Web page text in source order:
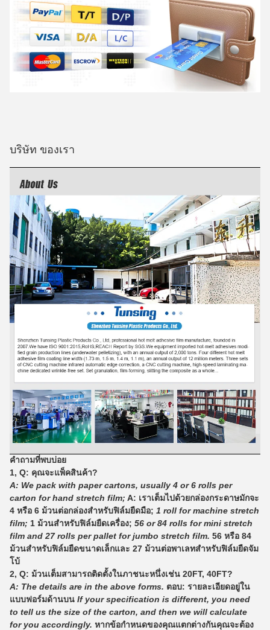
บริษัท ของเรา
คำถามที่พบบ่อย
1, Q: คุณจะแพ็คสินค้า?
A: We pack with paper cartons, usually 4 or 6 rolls per
carton for hand stretch film; A: เราเต็มไปด้วยกล่องกระดาษมักจะ
4 หรือ 6 ม้วนต่อกล่องสำหรับฟิล์มยืดมือ; 1 roll for machine stretch
film; 1 ม้วนสำหรับฟิล์มยืดเครื่อง; 56 or 84 rolls for mini stretch
film and 27 rolls per pallet for jumbo stretch film. 56 หรือ 84
ม้วนสำหรับฟิล์มยืดขนาดเล็กและ 27 ม้วนต่อพาเลทสำหรับฟิล์มยืดจัม
โบ้
2, Q: ม้วนเต็มสามารถติดตั้งในภาชนะหนึ่งเช่น 20FT, 40FT?
A: The details are in the above forms. ตอบ: รายละเอียดอยู่ใน
แบบฟอร์มด้านบน If your specification is different, you need
to tell us the size of the carton, and then we will calculate
for you accordingly. หากข้อกำหนดของคุณแตกต่างกันคุณจะต้อง